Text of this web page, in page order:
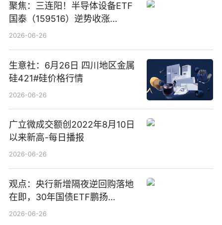
聚焦：三连阳！半导体设备ETF
国泰（159516）逆势收涨
3.5%，近10日累计净流入超65
2026-06-26
生意社：6月26日 四川地区金属
硅421#硅价格行情
2026-06-26
广立微成交额创2022年8月10日
以来新高-每日播报
2026-06-26
观点：央行新增隔夜逆回购落地
在即，30年国债ETF鹏扬
(511090) 盘中小幅上涨
2026-06-26